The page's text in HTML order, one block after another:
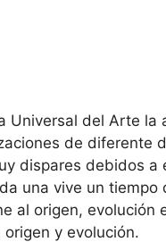
Universal del Arte
de diferente
dispares debidos
una vive un
al origen,
y evolución.